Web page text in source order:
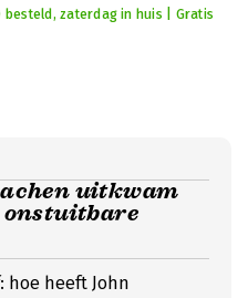
besteld, zaterdag in huis | Gratis
uitkwam
onstuitbare
hoe heeft John